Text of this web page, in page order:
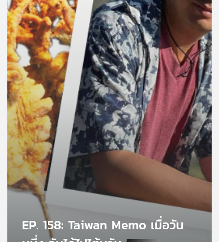
ข่าว
และ
กิจกรรม
เกี่ยว
กับ
เรา
เครือ
ข่าย
วิทยุ
ไทย
พี
EP. 158: Taiwan Memo เมื่อวัน